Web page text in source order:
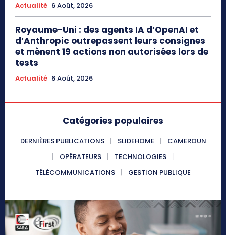
Actualité 6 Août, 2026
Royaume-Uni : des agents IA d’OpenAI et
d’Anthropic outrepassent leurs consignes
et mènent 19 actions non autorisées lors de
tests
Actualité 6 Août, 2026
Catégories populaires
DERNIÈRES PUBLICATIONS SLIDEHOME
CAMEROUN
OPÉRATEURS
TECHNOLOGIES
TÉLÉCOMMUNICATIONS
GESTION PUBLIQUE